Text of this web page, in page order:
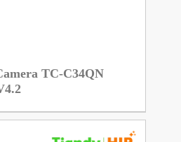
TC-C34QN